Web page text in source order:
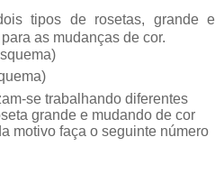
tipos de rosetas, grande e
as mudanças de cor.
se trabalhando diferentes
grande e mudando de cor
motivo faça o seguinte número